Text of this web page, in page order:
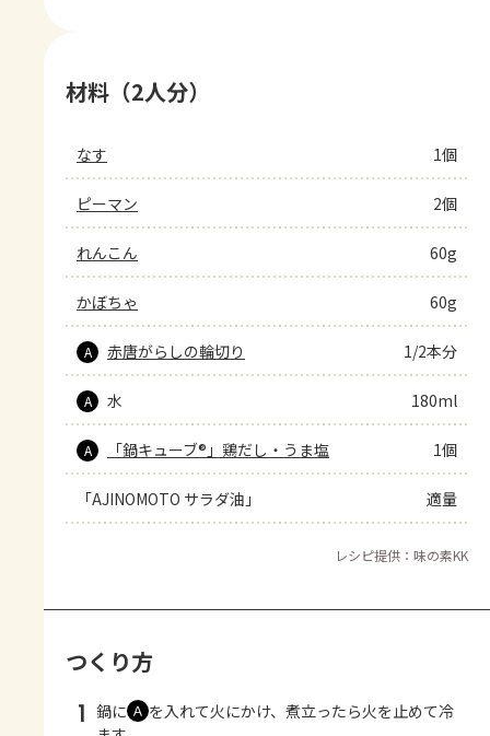
材料（2人分）
なす 1個
ピーマン 2個
れんこん 60g
かぼちゃ 60g
A 赤唐がらしの輪切り 1/2本分
A 水 180ml
A 「鍋キューブ®」鶏だし・うま塩 1個
「AJINOMOTO サラダ油」 適量
レシピ提供：味の素KK
つくり方
1 鍋に Ａ を入れて火にかけ、煮立ったら火を止めて冷